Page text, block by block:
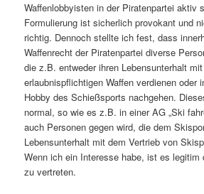
Waffenlobbyisten in der Piratenpartei aktiv
Formulierung ist sicherlich provokant und
richtig. Dennoch stellte ich fest, dass
Waffenrecht der Piratenpartei diverse
die z.B. entweder ihren Lebensunterhalt
erlaubnispflichtigen Waffen verdienen oder
Hobby des Schießsports nachgehen.
normal, so wie es z.B. in einer AG „Ski
auch Personen gegen wird, die dem
Lebensunterhalt mit dem Vertrieb von
Wenn ich ein Interesse habe, ist es
zu vertreten.